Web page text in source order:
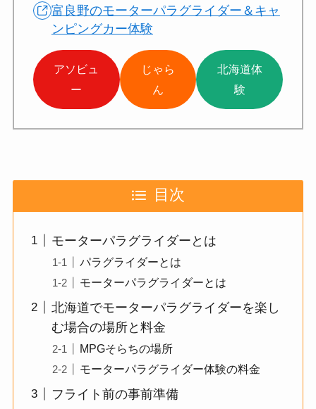
富良野のモーターパラグライダー＆キャ
ンピングカー体験
アソビュ
ー
じゃら
ん
北海道体
験
目次
モーターパラグライダーとは
パラグライダーとは
モーターパラグライダーとは
北海道でモーターパラグライダーを楽し
む場合の場所と料金
MPGそらちの場所
モーターパラグライダー体験の料金
フライト前の事前準備